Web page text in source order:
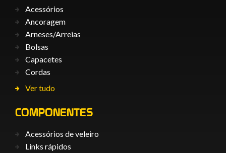
Acessórios
Ancoragem
Arneses/Arreias
Bolsas
Capacetes
Cordas
Ver tudo
COMPONENTES
Acessórios de veleiro
Links rápidos